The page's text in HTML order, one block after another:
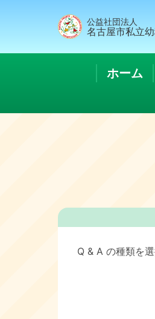
公益社団法人
名古屋市私立
ホーム
Q & A の種類を